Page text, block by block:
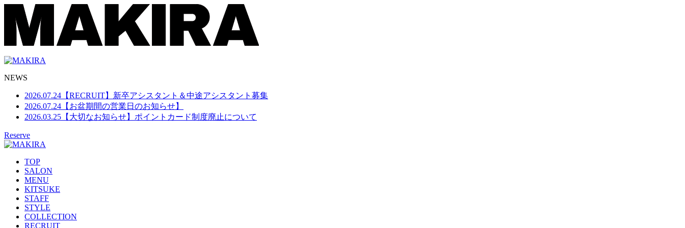
NEWS
2026.07.24 【RECRUIT】新卒アシスタント＆中途アシスタント募集
2026.07.24 【お盆期間の営業日のお知らせ】
2026.03.25 【大切なお知らせ】ポイントカード制度廃止について
Reserve
TOP
SALON
MENU
KITSUKE
STAFF
STYLE
COLLECTION
RECRUIT